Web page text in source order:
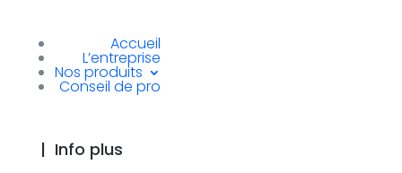
Accueil
L’entreprise
Nos produits
Conseil de pro
| Info plus